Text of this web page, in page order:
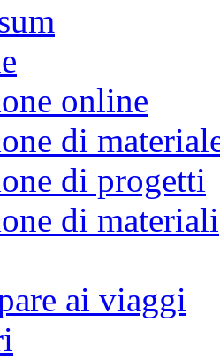
online
di
di progetti
di materiali
ai viaggi